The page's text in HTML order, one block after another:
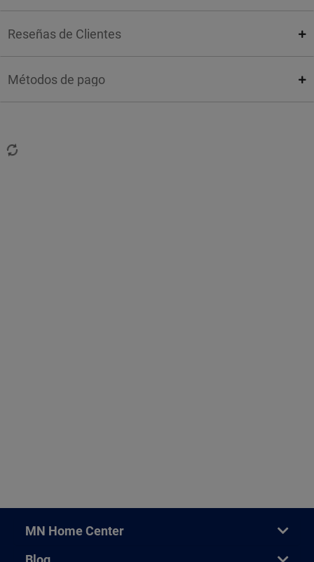
Reseñas de Clientes
Métodos de pago
MN Home Center